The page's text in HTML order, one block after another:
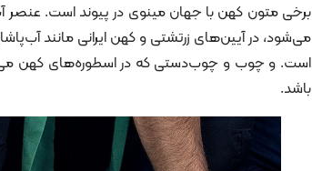
برخی متون کهن با جهان مینوی در پیوند است. عنصر
می‌شود، در آیین‌های زرتشتی و کهن ایرانی مانند
است. و چوب و چوب‌دستی که در اسطوره‌های کهن
باشد.